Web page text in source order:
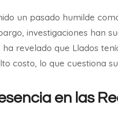
un pasado humilde
investigaciones han
ha revelado que Llados
costo, lo que cuestiona
en las